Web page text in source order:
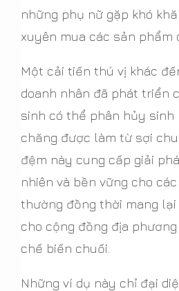
những phụ nữ gặp khó
xuyên mua các sản phẩm
Một cải tiến thú vị khác
doanh nhân đã phát triển
sinh có thể phân hủy sinh
chăng được làm từ sợi
đệm này cung cấp giải
nhiên và bền vững cho
thường đồng thời mang
cho cộng đồng địa
chế biến chuối.
Những ví dụ này chỉ đại